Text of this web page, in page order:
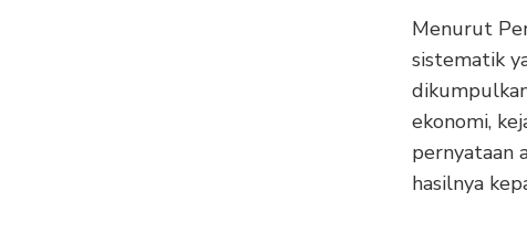
Menurut
sistematik
ekonomi,
pernyataan
hasilnya